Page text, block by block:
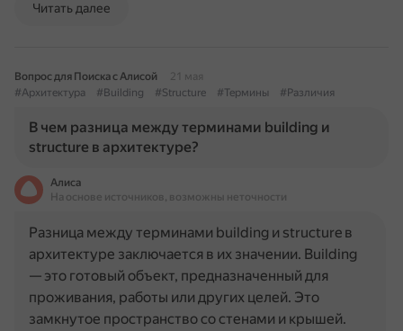
Читать далее
Вопрос для Поиска с Алисой
21 мая
#Архитектура
#Building #Structure #Термины #Различия
В чем разница между терминами building и
structure в архитектуре?
Алиса
На основе источников, возможны неточности
Разница между терминами building и structure в
архитектуре заключается в их значении. Building
— это готовый объект, предназначенный для
проживания, работы или других целей. Это
замкнутое пространство со стенами и крышей.